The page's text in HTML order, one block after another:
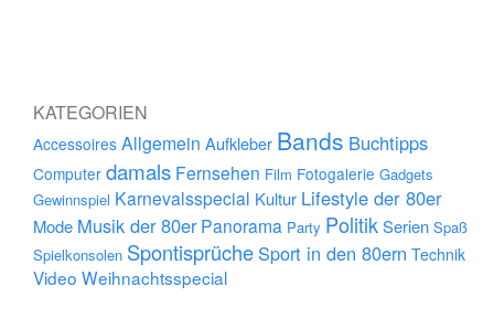
KATEGORIEN
Accessoires Allgemein Aufkleber Bands Buchtipps
Computer damals Fernsehen Film Fotogalerie Gadgets
Gewinnspiel Karnevalsspecial Kultur Lifestyle der 80er
Mode Musik der 80er Panorama Party PolitikSerien Spaß
Spielkonsolen Spontisprüche Sport in den 80ern Technik
Video Weihnachtsspecial